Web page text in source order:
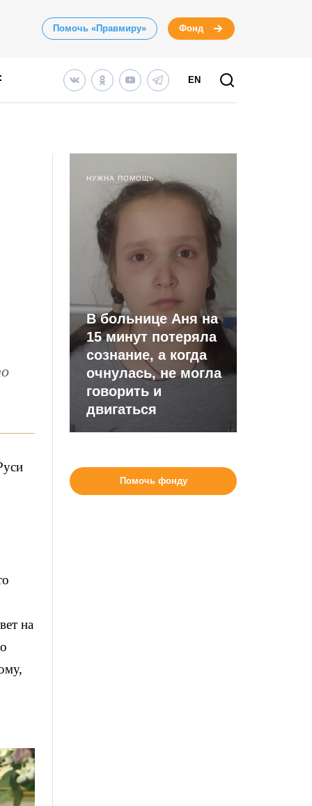
Помочь «Правмиру» Фонд
EN
на
НУЖНА ПОМОЩЬ
В больнице Аня на
15 минут потеряла
сознание, а когда
очнулась, не могла
говорить и
двигаться
Помочь фонду